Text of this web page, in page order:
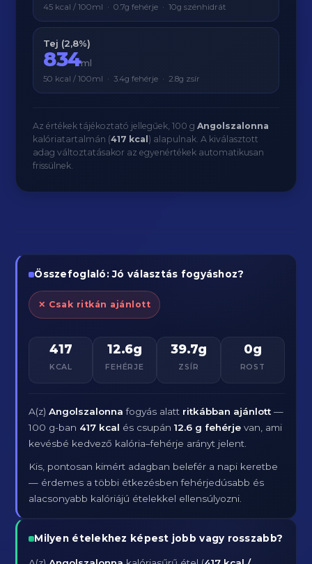
45 kcal / 100ml · 0.7g fehérje · 10g szénhidrát
Tej (2,8%)
834ml
50 kcal / 100ml · 3.4g fehérje · 2.8g zsír
Az értékek tájékoztató jellegűek, 100 gAngolszalonna
kalóriatartalmán (417 kcal ) alapulnak. A kiválasztott
adag változtatásakor az egyenértékek automatikusan
frissülnek.
Összefoglaló: Jó választás fogyáshoz?
✕ Csak ritkán ajánlott
417
KCAL
12.6g
FEHÉRJE
39.7g
ZSÍR
0g
ROST
A(z)Angolszalonna fogyás alatt ritkábban ajánlott —
100 g-ban 417 kcal és csupán12.6 g fehérje van, ami
kevésbé kedvező kalória–fehérje arányt jelent.
Kis, pontosan kimért adagban belefér a napi keretbe
— érdemes a többi étkezésben fehérjedúsabb és
alacsonyabb kalóriájú ételekkel ellensúlyozni.
Milyen ételekhez képest jobb vagy rosszabb?